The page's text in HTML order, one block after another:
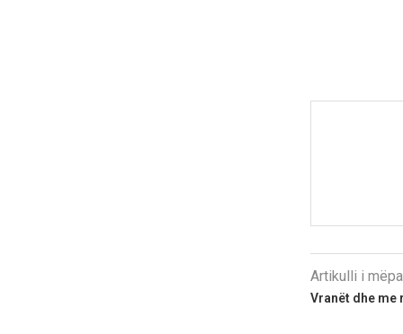
Artikulli i
Vranët dhe me